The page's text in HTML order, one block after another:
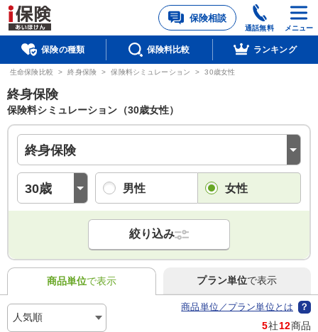
保険相談
通話無料 メニュー
保険の種類 保険料比較 ランキング
生命保険比較 > 終身保険 > 保険料シミュレーション > 30歳女性
終身保険
保険料シミュレーション （30歳女性）
男性 女性
絞り込み
商品単位で表示 プラン単位で表示
商品単位／プラン単位とは
人気順
5社12商品